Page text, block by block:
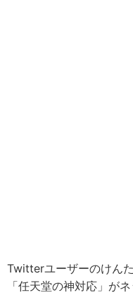
Twitterユーザーのけん
「任天堂の神対応」が